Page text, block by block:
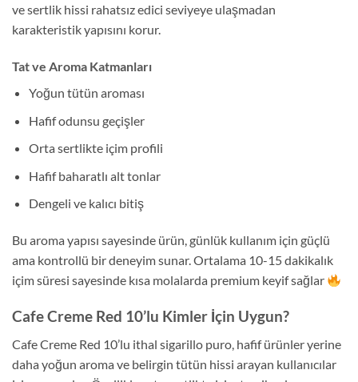
ve sertlik hissi rahatsız edici seviyeye ulaşmadan
karakteristik yapısını korur.
Tat ve Aroma Katmanları
Yoğun tütün aroması
Hafif odunsu geçişler
Orta sertlikte içim profili
Hafif baharatlı alt tonlar
Dengeli ve kalıcı bitiş
Bu aroma yapısı sayesinde ürün, günlük kullanım için güçlü
ama kontrollü bir deneyim sunar. Ortalama 10-15 dakikalık
içim süresi sayesinde kısa molalarda premium keyif sağlar
Cafe Creme Red 10’lu Kimler İçin Uygun?
Cafe Creme Red 10’lu ithal sigarillo puro, hafif ürünler yerine
daha yoğun aroma ve belirgin tütün hissi arayan kullanıcılar